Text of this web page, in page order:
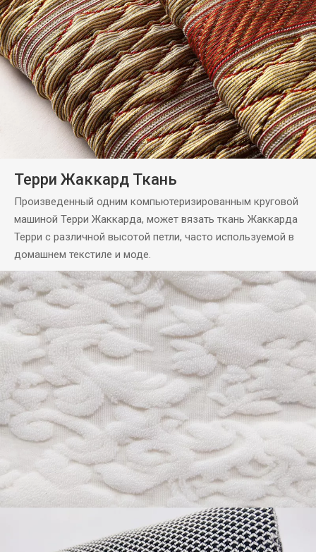
Терри Жаккард Ткань
Произведенный одним компьютеризированным круговой
машиной Терри Жаккарда, может вязать ткань Жаккарда
Терри с различной высотой петли, часто используемой в
домашнем текстиле и моде.